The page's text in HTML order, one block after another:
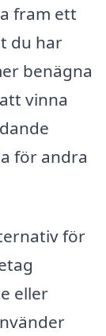
fram ett
du har
benägna
vinna
för andra
för
eller